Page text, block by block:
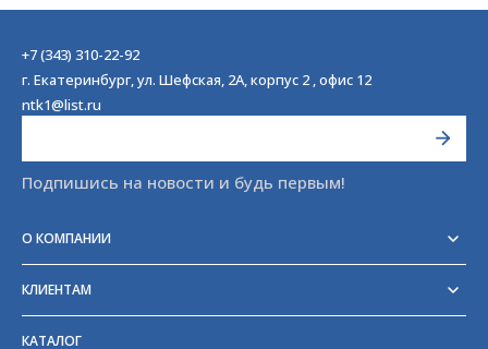
+7 (343) 310-22-92
г. Екатеринбург, ул. Шефская, 2А, корпус 2 , офис 12
ntk1@list.ru
Подпишись на новости и будь первым!
О КОМПАНИИ
Отзывы
Блог
Партнёры и поставщики
КЛИЕНТАМ
КАТАЛОГ